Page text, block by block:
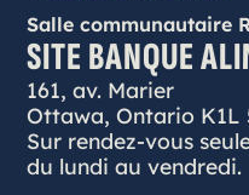
Salle communautaire
SITE BANQUE
161, av. Marier
Ottawa, Ontario K1L
Sur rendez-vous
du lundi au vendredi.